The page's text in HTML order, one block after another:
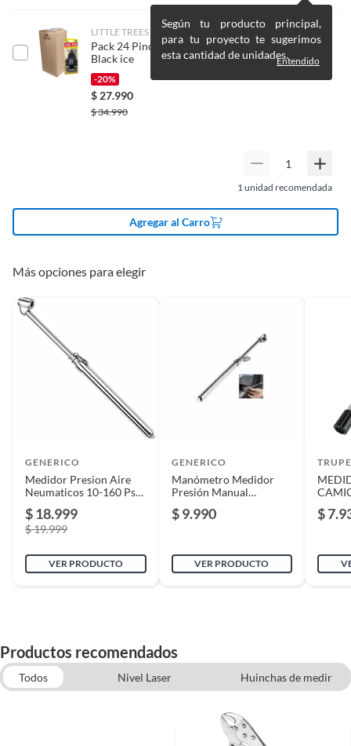
Según tu producto principal,
para tu proyecto te sugerimos
esta cantidad de unidades.Entendido
LITTLE TREES
Pack 24 Pinos Aromáticos Little Trees Aroma
Black ice
-20%
$ 27.990
$34.990
1unidad recomendada
Agregar al Carro
Más opciones para elegir
GENERICO
Medidor Presion Aire
Neumaticos 10-160 Psi
$ 18.999
$ 19.999
VER PRODUCTO
GENERICO
Manómetro Medidor
Presión Manual
30 Cm
$ 9.990
VER PRODUCTO
$
Productos recomendados
Todos Nivel Laser
Huinchas de medir